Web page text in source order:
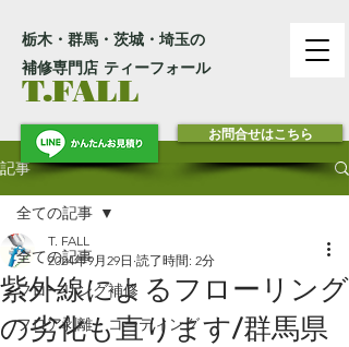
栃木・群馬・茨城・埼玉の
補修専門店 ティーフォール
T.FALL
お問合せはこちら
記事
全ての記事
フローリング補修
フロア剥離・コーティング
全ての記事
紫外線によるフローリング
の劣化も直ります/群馬県
T. FALL
2024年9月29日 読了時間: 2分